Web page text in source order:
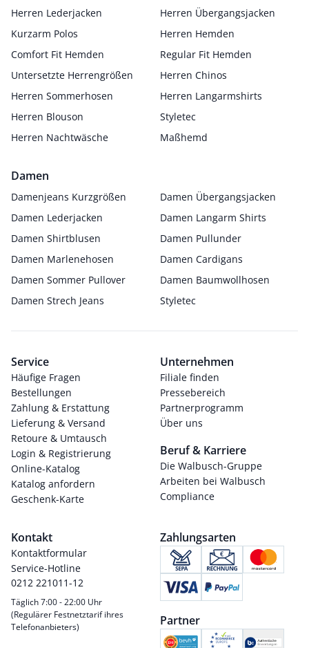
Herren Lederjacken
Herren Übergangsjacken
Kurzarm Polos
Herren Hemden
Comfort Fit Hemden
Regular Fit Hemden
Untersetzte Herrengrößen
Herren Chinos
Herren Sommerhosen
Herren Langarmshirts
Herren Blouson
Styletec
Herren Nachtwäsche
Maßhemd
Damen
Damenjeans Kurzgrößen
Damen Übergangsjacken
Damen Lederjacken
Damen Langarm Shirts
Damen Shirtblusen
Damen Pullunder
Damen Marlenehosen
Damen Cardigans
Damen Sommer Pullover
Damen Baumwollhosen
Damen Strech Jeans
Styletec
Service
Häufige Fragen
Bestellungen
Zahlung & Erstattung
Lieferung & Versand
Retoure & Umtausch
Login & Registrierung
Online-Katalog
Katalog anfordern
Geschenk-Karte
Unternehmen
Filiale finden
Pressebereich
Partnerprogramm
Über uns
Beruf & Karriere
Die Walbusch-Gruppe
Arbeiten bei Walbusch
Compliance
Kontakt
Kontaktformular
Service-Hotline
0212 221011-12
Täglich 7:00 - 22:00 Uhr
(Regulärer Festnetztarif ihres
Telefonanbieters)
Zahlungsarten
Partner